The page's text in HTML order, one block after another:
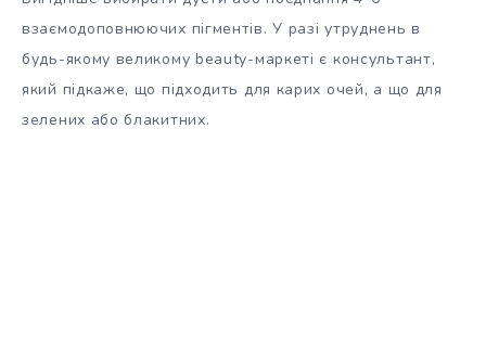
взаємодоповнюючих пігментів. У разі утруднень в
будь-якому великому beauty-маркеті є консультант,
який підкаже, що підходить для карих очей, а що для
зелених або блакитних.